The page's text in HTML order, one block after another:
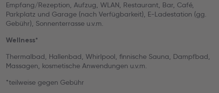
Empfang/Rezeption, Aufzug, WLAN, Restaurant, Bar, Café,
Parkplatz und Garage (nach Verfügbarkeit), E-Ladestation (gg.
Gebühr), Sonnenterrasse u.v.m.
Wellness*
Thermalbad, Hallenbad, Whirlpool, finnische Sauna, Dampfbad,
Massagen, kosmetische Anwendungen u.v.m.
*teilweise gegen Gebühr